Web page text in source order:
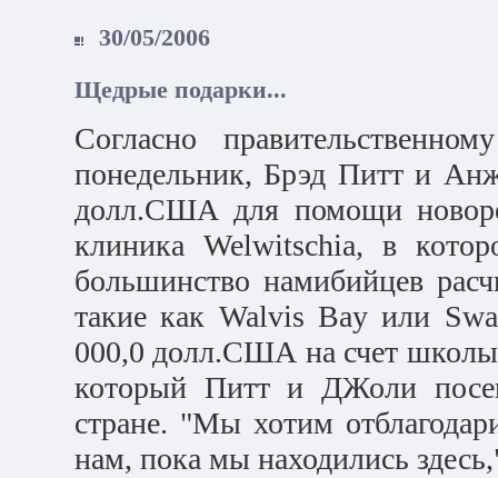
30/05/2006
Щедрые подарки...
Согласно
понедельник, Брэд Питт и
долл.США для помощи
клиника Welwitschia, в
большинство намибийцев
такие как Walvis Bay или
000,0 долл.США на счет школы
который Питт и ДЖоли
стране. "Мы хотим
нам, пока мы находились